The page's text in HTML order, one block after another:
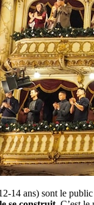
14 ans) sont le public